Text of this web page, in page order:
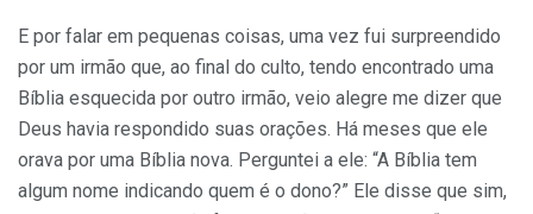
E por falar em pequenas coisas, uma vez fui surpreendido
por um irmão que, ao final do culto, tendo encontrado uma
Bíblia esquecida por outro irmão, veio alegre me dizer que
Deus havia respondido suas orações. Há meses que ele
orava por uma Bíblia nova. Perguntei a ele: “A Bíblia tem
algum nome indicando quem é o dono?” Ele disse que sim,